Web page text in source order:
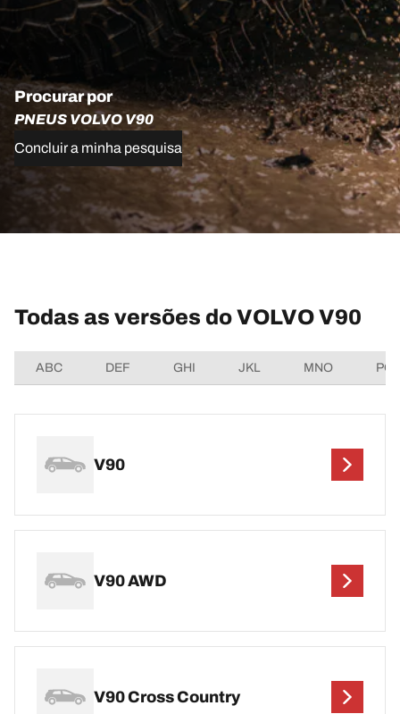
Procurar por
PNEUS VOLVO V90
Concluir a minha pesquisa
Todas as versões do VOLVO V90
ABC DEF GHI JKL MNO
V90
V90 AWD
V90 Cross Country